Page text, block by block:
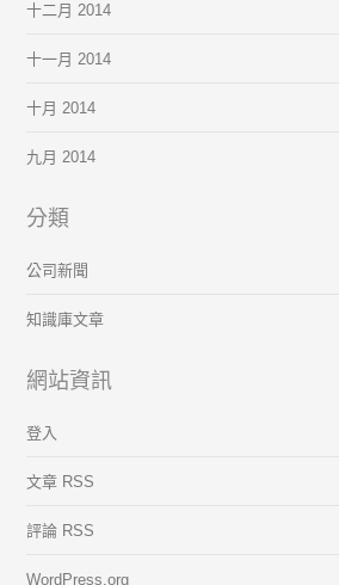
十二月 2014
十一月 2014
十月 2014
九月 2014
分類
公司新聞
知識庫文章
網站資訊
登入
文章 RSS
評論 RSS
WordPress.org